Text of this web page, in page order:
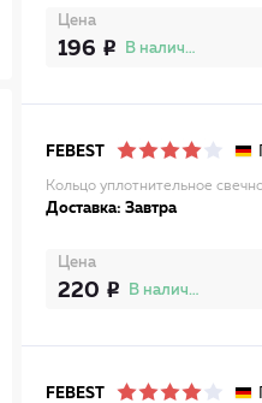
Цена
196 В наличии
FEBEST
Кольцо уплотнительное
Доставка: Завтра
Цена
220 В наличии
FEBEST